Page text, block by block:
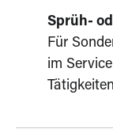
Sprüh‑
Für
im